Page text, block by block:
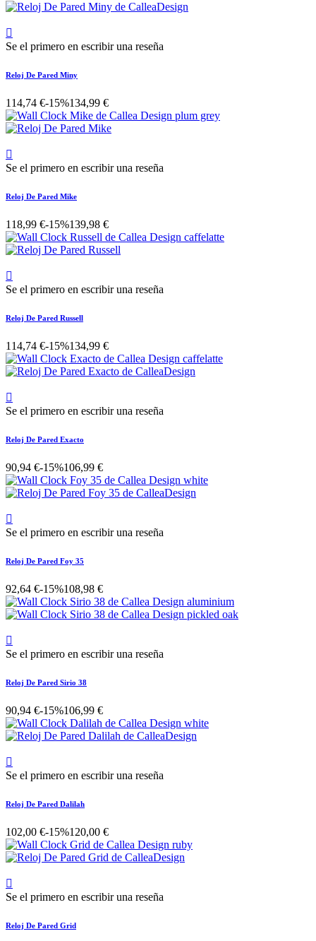

Se el primero en escribir una reseña
Reloj De Pared Miny
114,74 €-15%134,99 €

Se el primero en escribir una reseña
Reloj De Pared Mike
118,99 €-15%139,98 €

Se el primero en escribir una reseña
Reloj De Pared Russell
114,74 €-15%134,99 €

Se el primero en escribir una reseña
Reloj De Pared Exacto
90,94 €-15%106,99 €

Se el primero en escribir una reseña
Reloj De Pared Foy 35
92,64 €-15%108,98 €

Se el primero en escribir una reseña
Reloj De Pared Sirio 38
90,94 €-15%106,99 €

Se el primero en escribir una reseña
Reloj De Pared Dalilah
102,00 €-15%120,00 €

Se el primero en escribir una reseña
Reloj De Pared Grid